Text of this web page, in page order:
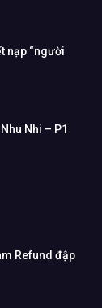
nạp “người
Nhi – P1
Refund đập